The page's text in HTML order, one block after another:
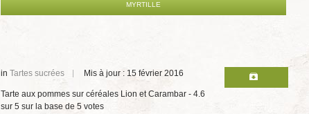
MYRTILLE
inTartes sucrées Mis à jour : 15 février 2016
Tarte aux pommes sur céréales Lion et Carambar -4.6
sur5 sur la base de5 votes